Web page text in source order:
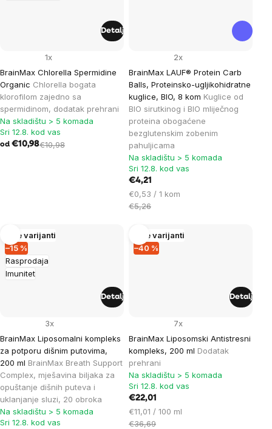
BrainMax Chlorella Spermidine
Organic Chlorella bogata
klorofilom zajedno sa
spermidinom, dodatak prehrani
1x
Na skladištu > 5 komada
Sri 12.8. kod vas
od €10,98€10,98
Detalj
BrainMax LAUF® Protein Carb
Balls, Proteinsko-ugljikohidratne
kuglice, BIO, 8 kom Kuglice od
BIO sirutkinog i BIO mliječnog
proteina obogaćene
bezglutenskim zobenim
pahuljicama
2x
Na skladištu > 5 komada
Sri 12.8. kod vas
€4,21
Cijena
mjere:
€0,53 / 1 kom
€5,26
Rasprodaja
Imunitet
–15 %
Više varijanti
BrainMax Liposomalni kompleks
za potporu dišnim putovima,
200 ml BrainMax Breath Support
Complex, mješavina biljaka za
opuštanje dišnih puteva i
uklanjanje sluzi, 20 obroka
3x
Na skladištu > 5 komada
Sri 12.8. kod vas
Detalj
–40 %
Više varijanti
BrainMax Liposomski Antistresni
kompleks, 200 ml Dodatak
prehrani
7x
Na skladištu > 5 komada
Sri 12.8. kod vas
€22,01
Cijena
mjere:
€11,01 / 100 ml
€36,69
Detalj